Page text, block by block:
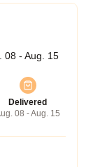
08 - Aug. 15
Delivered
08 - Aug. 15